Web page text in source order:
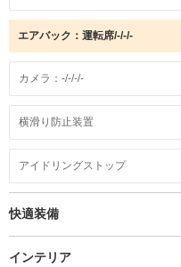
エアバック：運転席/-/-/-
カメラ：-/-/-/-
横滑り防止装置
アイドリングストップ
快適装備
インテリア